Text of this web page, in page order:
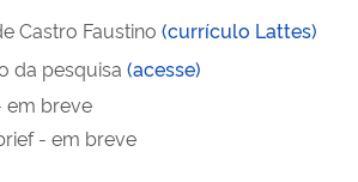
Castro Faustino (currículo Lattes)
da pesquisa (acesse)
em breve
- em breve